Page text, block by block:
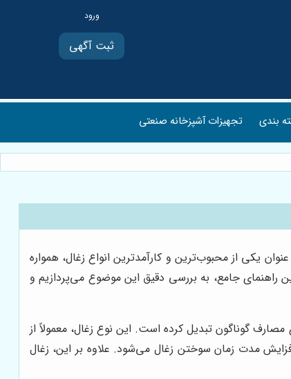
ثبت آگهی
بندی تجهیزات آشپزخانه صنعتی
یکی از محبوب‌ترین و کارآمدترین انواع زغال، همواره
راهنمای جامع، به بررسی دقیق این موضوع می‌پردازیم و
گوناگون تبدیل کرده است. این نوع زغال، معمولاً از
مدت زمان سوختن زغال می‌شود. علاوه بر این، زغال